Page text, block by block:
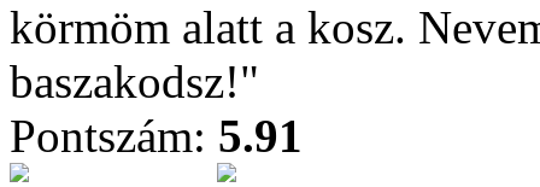
körmöm alatt a kosz.
baszakodsz!"
Pontszám: 5.91